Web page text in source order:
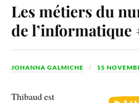
Les métiers du
de l’informatique
JOHANNA GALMICHE 15
Thibaud est